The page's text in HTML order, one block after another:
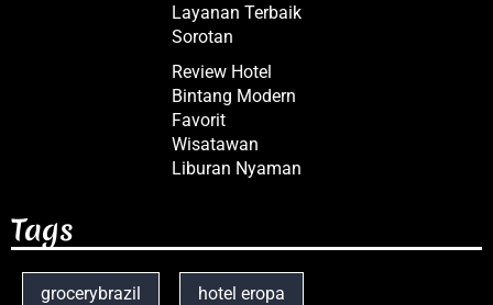
Layanan Terbaik
Sorotan
Review Hotel
Bintang Modern
Favorit
Wisatawan
Liburan Nyaman
Tags
grocerybrazil hotel eropa